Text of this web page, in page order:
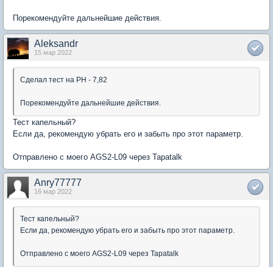
Порекомендуйте дальнейшие действия.
Aleksandr
15 мар 2022
Сделал тест на РН - 7,82
Порекомендуйте дальнейшие действия.
Тест капельный?
Если да, рекомендую убрать его и забыть про этот параметр.
Отправлено с моего AGS2-L09 через Tapatalk
Anry77777
16 мар 2022
Тест капельный?
Если да, рекомендую убрать его и забыть про этот параметр.
Отправлено с моего AGS2-L09 через Tapatalk